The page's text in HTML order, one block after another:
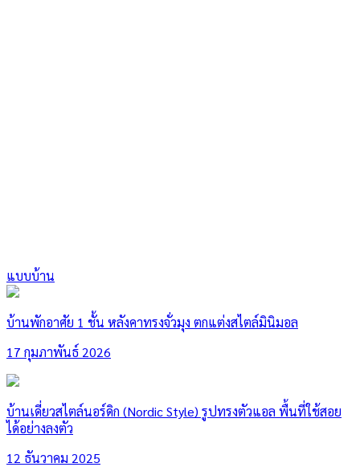
แบบบ้าน
บ้านพักอาศัย 1 ชั้น หลังคาทรงจั่วมุง ตกแต่งสไตล์มินิมอล
17 กุมภาพันธ์ 2026
บ้านเดี่ยวสไตล์นอร์ดิก (Nordic Style) รูปทรงตัวแอล พื้นที่ใช้สอย
ได้อย่างลงตัว
12 ธันวาคม 2025